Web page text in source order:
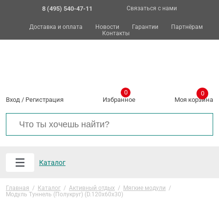
8 (495) 540-47-11 Связаться с нами
Доставка и оплата Новости Гарантии
Партнёрам
Контакты
Вход / Регистрация Избранное
0
Моя корзина
0
Каталог
Главная / Каталог / Активный отдых / Мягкие модули /
Модуль Туннель (Полукруг) (D.120х60х30)